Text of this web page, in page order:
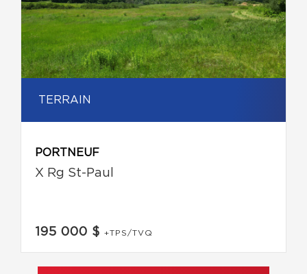
TERRAIN
PORTNEUF
X Rg St-Paul
195 000 $ +TPS/TVQ